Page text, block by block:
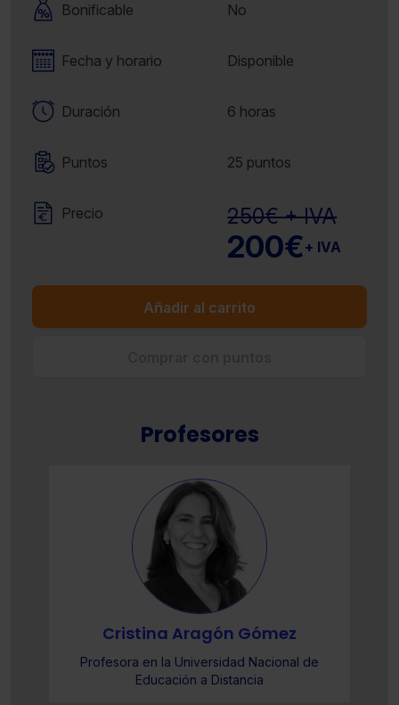
Bonificable No
Fecha y horario Disponible
Duración 6 horas
Puntos 25 puntos
Precio 250€ + IVA
200€+ IVA
Añadir al carrito
Profesores
Cristina Aragón Gómez
Profesora en la Universidad Nacional de
Educación a Distancia